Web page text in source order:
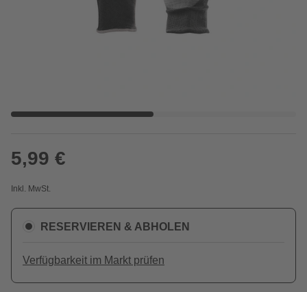
5,99 €
Inkl. MwSt.
RESERVIEREN & ABHOLEN
Verfügbarkeit im Markt prüfen